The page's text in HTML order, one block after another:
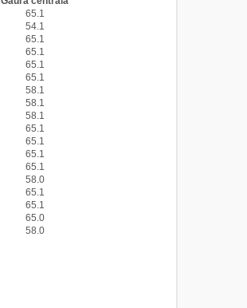
65.1
54.1
65.1
65.1
65.1
65.1
58.1
58.1
58.1
65.1
65.1
65.1
65.1
58.0
65.1
65.1
65.0
58.0